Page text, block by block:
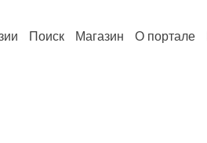
Поиск Магазин О портале